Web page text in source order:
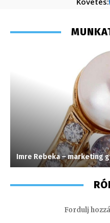
Imre Rebeka – marketing
Fordulj